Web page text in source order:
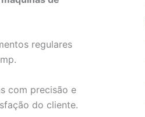
regulares
com precisão e
do cliente.